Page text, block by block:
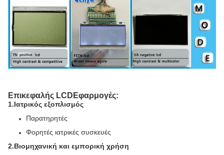
Επικεφαλής LCD Εφαρμογές:
1.Ιατρικός εξοπλισμός
Παρατηρητές
Φορητές ιατρικές συσκευές
2.Βιομηχανική και εμπορική χρήση